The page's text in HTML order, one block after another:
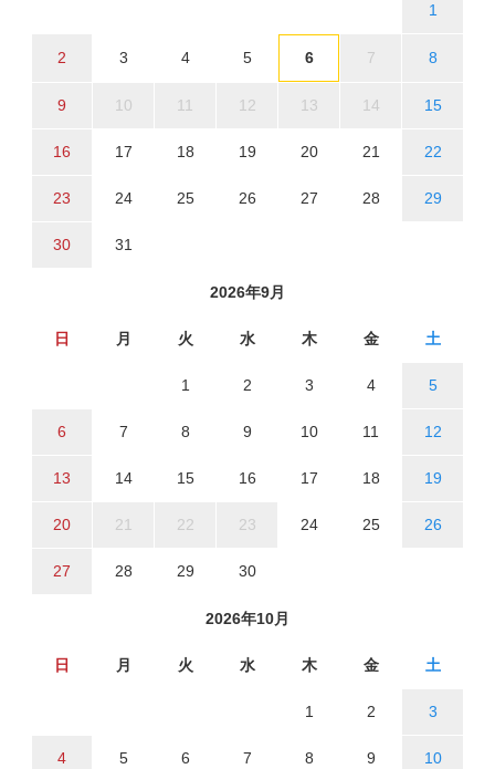
1
2 3 4 5 6 7 8
9 10 11 12 13 14 15
16 17 18 19 20 21 22
23 24 25 26 27 28 29
30 31
2026年9月
日 月 火 水 木 金 土
1 2 3 4 5
6 7 8 9 10 11 12
13 14 15 16 17 18 19
20 21 22 23 24 25 26
27 28 29 30
2026年10月
日 月 火 水 木 金 土
1 2 3
4 5 6 7 8 9 10